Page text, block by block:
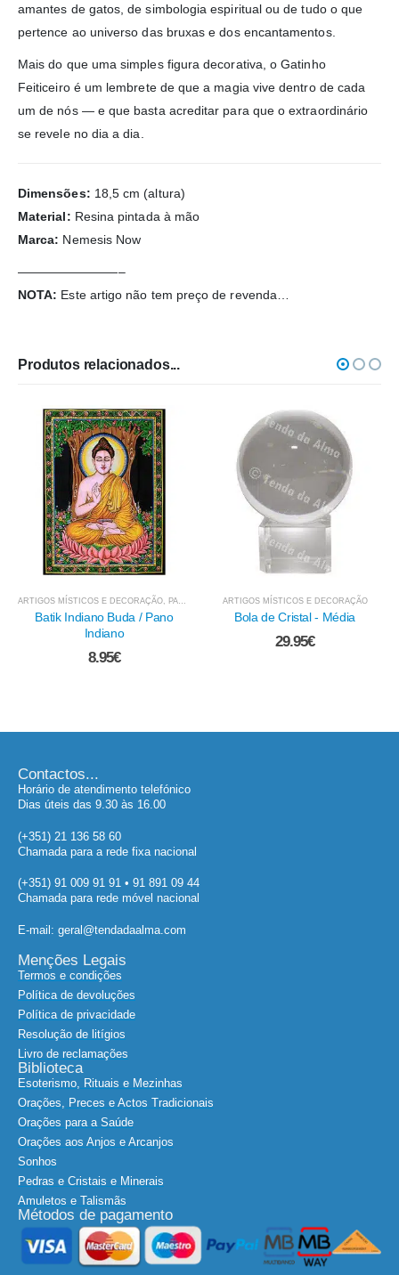
amantes de gatos, de simbologia espiritual ou de tudo o que
pertence ao universo das bruxas e dos encantamentos.
Mais do que uma simples figura decorativa, o Gatinho
Feiticeiro é um lembrete de que a magia vive dentro de cada
um de nós — e que basta acreditar para que o extraordinário
se revele no dia a dia.
Dimensões: 18,5 cm (altura)
Material: Resina pintada à mão
Marca: Nemesis Now
————————–
NOTA: Este artigo não tem preço de revenda…
Produtos relacionados...
ARTIGOS MÍSTICOS E DECORAÇÃO PANOS E OUTROS TÊXTEIS
Batik Indiano Buda / Pano
Indiano
8.95€
ARTIGOS MÍSTICOS E DECORAÇÃO
Bola de Cristal - Média
29.95€
Contactos...
Horário de atendimento telefónico
Dias úteis das 9.30 às 16.00
(+351) 21 136 58 60
Chamada para a rede fixa nacional
(+351) 91 009 91 91 • 91 891 09 44
Chamada para rede móvel nacional
E-mail: geral@tendadaalma.com
Menções Legais
Termos e condições
Política de devoluções
Política de privacidade
Resolução de litígios
Livro de reclamações
Biblioteca
Esoterismo, Rituais e Mezinhas
Orações, Preces e Actos Tradicionais
Orações para a Saúde
Orações aos Anjos e Arcanjos
Sonhos
Pedras e Cristais e Minerais
Amuletos e Talismãs
Métodos de pagamento